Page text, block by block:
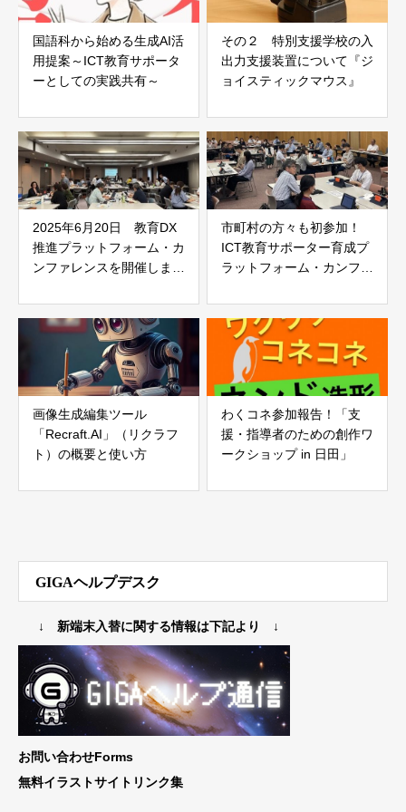
国語科から始める生成AI活
用提案～ICT教育サポータ
ーとしての実践共有～
その２ 特別支援学校の入
出力支援装置について『ジ
ョイスティックマウス』
2025年6月20日 教育DX
推進プラットフォーム・カ
ンファレンスを開催しまし
市町村の方々も初参加！
ICT教育サポーター育成プ
ラットフォーム・カンファ
画像生成編集ツール
「Recraft.AI」（リクラフ
ト）の概要と使い方
わくコネ参加報告！「支
援・指導者のための創作ワ
ークショップ in 日田」
GIGAヘルプデスク
↓ 新端末入替に関する情報は下記より ↓
お問い合わせForms
無料イラストサイトリンク集